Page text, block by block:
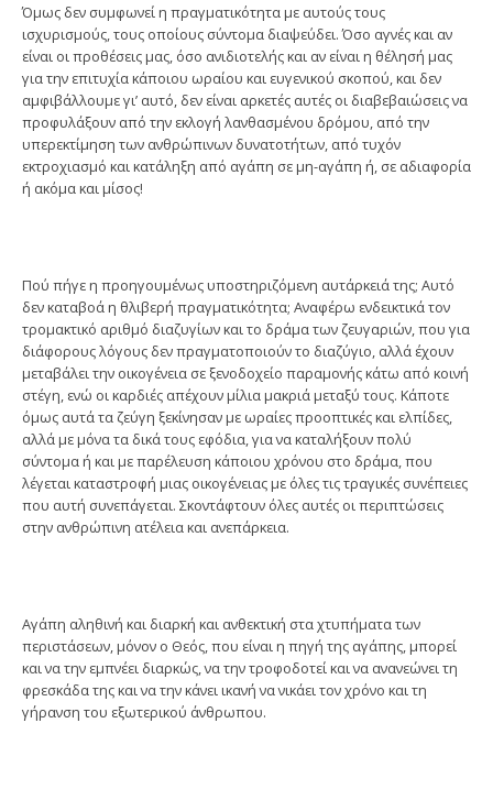
Όμως δεν συμφωνεί η πραγματικότητα με αυτούς τους
ισχυρισμούς, τους οποίους σύντομα διαψεύδει. Όσο αγνές και αν
είναι οι προθέσεις μας, όσο ανιδιοτελής και αν είναι η θέλησή μας
για την επιτυχία κάποιου ωραίου και ευγενικού σκοπού, και δεν
αμφιβάλλουμε γι’ αυτό, δεν είναι αρκετές αυτές οι διαβεβαιώσεις να
προφυλάξουν από την εκλογή λανθασμένου δρόμου, από την
υπερεκτίμηση των ανθρώπινων δυνατοτήτων, από τυχόν
εκτροχιασμό και κατάληξη από αγάπη σε μη-αγάπη ή, σε αδιαφορία
ή ακόμα και μίσος!
Πού πήγε η προηγουμένως υποστηριζόμενη αυτάρκειά της; Αυτό
δεν καταβοά η θλιβερή πραγματικότητα; Αναφέρω ενδεικτικά τον
τρομακτικό αριθμό διαζυγίων και το δράμα των ζευγαριών, που για
διάφορους λόγους δεν πραγματοποιούν το διαζύγιο, αλλά έχουν
μεταβάλει την οικογένεια σε ξενοδοχείο παραμονής κάτω από κοινή
στέγη, ενώ οι καρδιές απέχουν μίλια μακριά μεταξύ τους. Κάποτε
όμως αυτά τα ζεύγη ξεκίνησαν με ωραίες προοπτικές και ελπίδες,
αλλά με μόνα τα δικά τους εφόδια, για να καταλήξουν πολύ
σύντομα ή και με παρέλευση κάποιου χρόνου στο δράμα, που
λέγεται καταστροφή μιας οικογένειας με όλες τις τραγικές συνέπειες
που αυτή συνεπάγεται. Σκοντάφτουν όλες αυτές οι περιπτώσεις
στην ανθρώπινη ατέλεια και ανεπάρκεια.
Αγάπη αληθινή και διαρκή και ανθεκτική στα χτυπήματα των
περιστάσεων, μόνον ο Θεός, που είναι η πηγή της αγάπης, μπορεί
και να την εμπνέει διαρκώς, να την τροφοδοτεί και να ανανεώνει τη
φρεσκάδα της και να την κάνει ικανή να νικάει τον χρόνο και τη
γήρανση του εξωτερικού άνθρωπου.